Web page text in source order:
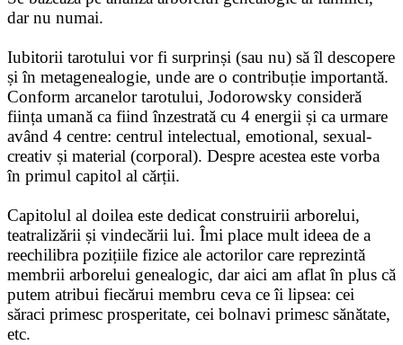
dar nu numai.
Iubitorii tarotului vor fi surprinși (sau nu) să îl descopere
și în metagenealogie, unde are o contribuție importantă.
Conform arcanelor tarotului, Jodorowsky consideră
ființa umană ca fiind înzestrată cu 4 energii și ca urmare
având 4 centre: centrul intelectual, emotional, sexual-
creativ și material (corporal). Despre acestea este vorba
în primul capitol al cărții.
Capitolul al doilea este dedicat construirii arborelui,
teatralizării și vindecării lui. Îmi place mult ideea de a
reechilibra pozițiile fizice ale actorilor care reprezintă
membrii arborelui genealogic, dar aici am aflat în plus că
putem atribui fiecărui membru ceva ce îi lipsea: cei
săraci primesc prosperitate, cei bolnavi primesc sănătate,
etc.